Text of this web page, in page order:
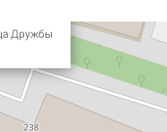
Дружбы